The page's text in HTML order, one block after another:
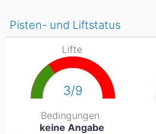
Pisten- und Liftstatus
Lifte
3/9
Bedingungen
keine Angabe